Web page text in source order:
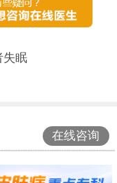
失眠
在线咨询